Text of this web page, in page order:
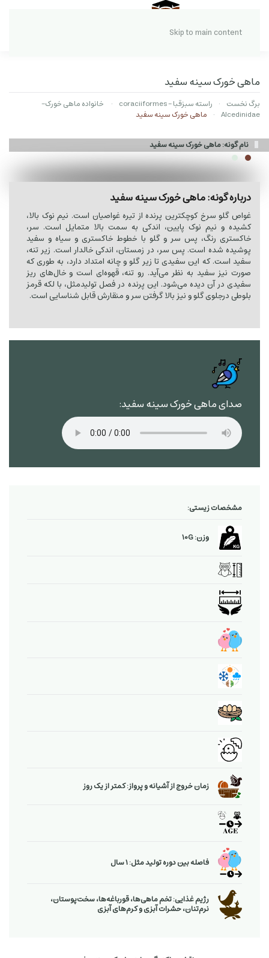
Skip to main content
ماهی خورک سینه سفید
برگ نخست راسته سبزقبا - coraciiformes
خانواده ماهی خورک-
Alcedinidae
ماهی خورک سینه سفید
نام گونه: ماهی خورک سینه سفید
درباره گونه: ماهی خورک سینه سفید
غواص گلو سرخ کوچکترین پرنده از تیره غواصیان است. نیم نوک بالا،
کشیده و نیم نوک پایین، اندکی به سمت بالا متمایل است. سر،
خاکستری رنگ، پس سر و گلو با خطوط خاکستری و سیاه و سفید
پوشیده شده است. پس سر، در زمستان، اندکی خالدار است. زیر تنه،
سفید است. که این سفیدی تا زیر گلو و چانه امتداد دارد، به طوری که
صورت نیز سفید به نظر می‌آید. رو تنه، قهوه‌ای است و خال‌های ریز
سفیدی در آن دیده می‌شود. این پرنده در فصل تولیدمثل، با لکه قرمز
بلوطی درجلوی گلو و نیز بالا گرفتن سر و منقارش قابل شناسایی است.
صدای ماهی خورک سینه سفید:
مشخصات زیستی:
وزن: 10G
زمان خروج از آشیانه و پرواز: کمتر از یک روز
فاصله بین دوره تولید مثل: 1 سال
رژیم غذایی: تخم ماهی‌ها، قورباغه‌ها، سخت‌پوستان،
نرم‌تنان، حشرات آبزی و كرم‌های آبزی